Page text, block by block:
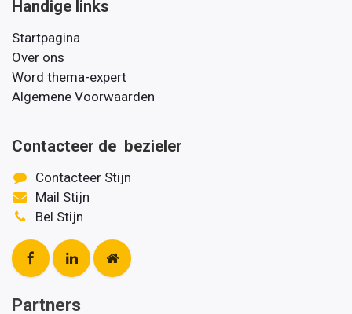
Handige links
Startpagina
Over ons
Word thema-expert
Algemene Voorwaarden
Contacteer de bezieler
Contacteer Stijn
Mail Stijn
Bel Stijn
Partners